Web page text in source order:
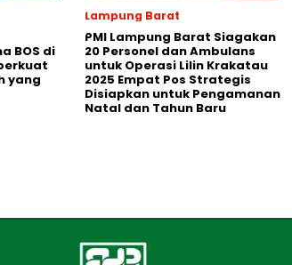
BOS di
yang
Lampung Barat
PMI Lampung Barat Siagakan
20 Personel dan Ambulans
untuk Operasi Lilin Krakatau
2025 Empat Pos Strategis
Disiapkan untuk Pengamanan
Natal dan Tahun Baru